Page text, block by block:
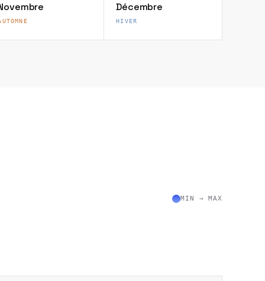
Décembre
HIVER
MIN → MAX